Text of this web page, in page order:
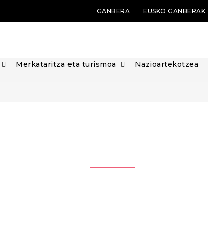
GANBERA EUSKO GANBERAK
Merkataritza eta turismoa Nazioartekotzea